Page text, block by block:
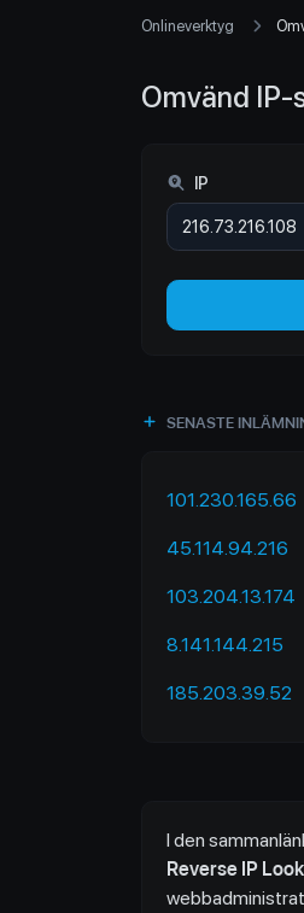
Onlineverktyg
Omvänd IP-
IP
SENASTE
101.230.165.66
45.114.94.216
103.204.13.174
8.141.144.215
185.203.39.52
I den
Reverse IP